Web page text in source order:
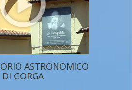
ASTRONOMICO
DI GORGA